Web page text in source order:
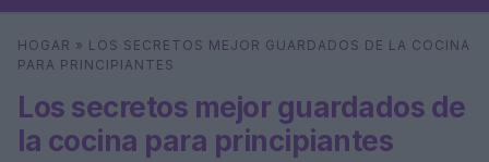
Buscar ⌕ ×
HOGAR » LOS SECRETOS MEJOR GUARDADOS DE LA COCINA
PARA PRINCIPIANTES
Los secretos mejor guardados de
la cocina para principiantes